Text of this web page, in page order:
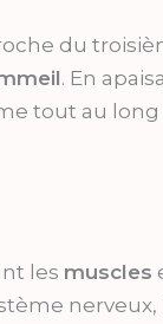
du
. En
tout au long
les muscles